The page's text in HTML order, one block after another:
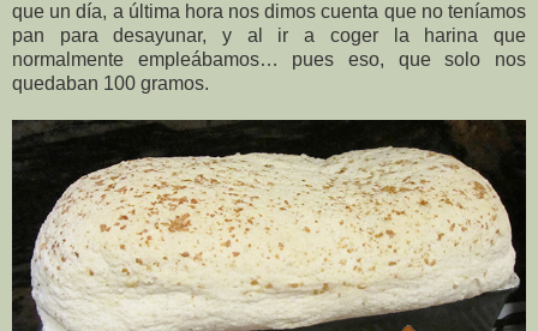
que un día, a última hora nos dimos cuenta que no teníamos
pan para desayunar, y al ir a coger la harina que
normalmente empleábamos… pues eso, que solo nos
quedaban 100 gramos.